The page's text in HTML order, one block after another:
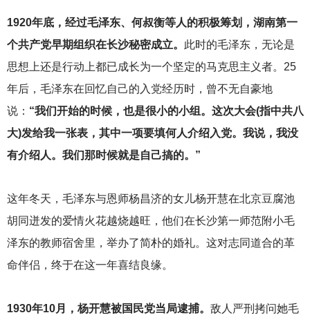
1920年底，经过毛泽东、何叔衡等人的积极筹划，湖南第一
个共产党早期组织在长沙秘密成立。 此时的毛泽东，无论是
思想上还是行动上都已成长为一个坚定的马克思主义者。25
年后，毛泽东在回忆自己的入党经历时，曾不无自豪地
说： “我们开始的时候，也是很小的小组。这次大会(指中共八
大)发给我一张表，其中一项要填何人介绍入党。我说，我没
有介绍人。我们那时候就是自己搞的。”
这年冬天，毛泽东与恩师杨昌济的女儿杨开慧在北京豆腐池
胡同迸发的爱情火花越烧越旺，他们在长沙第一师范附小毛
泽东的教师宿舍里，举办了简朴的婚礼。这对志同道合的革
命伴侣，终于在这一年喜结良缘。
1930年10月，杨开慧被国民党当局逮捕。 敌人严刑拷问她毛